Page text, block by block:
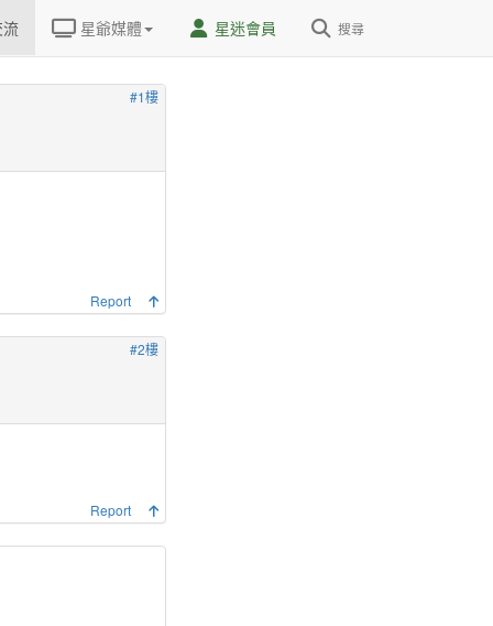
星爺媒體 星迷會員 搜尋
#1樓
Report
#2樓
Report